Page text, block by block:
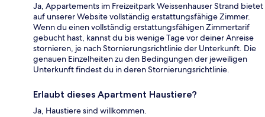
Ja, Appartements im Freizeitpark Weissenhauser Strand bietet
auf unserer Website vollständig erstattungsfähige Zimmer.
Wenn du einen vollständig erstattungsfähigen Zimmertarif
gebucht hast, kannst du bis wenige Tage vor deiner Anreise
stornieren, je nach Stornierungsrichtlinie der Unterkunft. Die
genauen Einzelheiten zu den Bedingungen der jeweiligen
Unterkunft findest du in deren Stornierungsrichtlinie.
Erlaubt dieses Apartment Haustiere?
Ja, Haustiere sind willkommen.